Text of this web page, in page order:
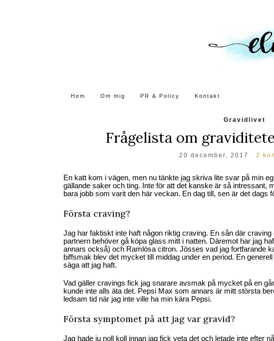
Hem Om mig PR & Policy Kontakt
Gravidlivet
Frågelista om
20 december, 2017 2
En katt kom i vägen, men nu tänkte jag skriva lite svar på min
gällande saker och ting. Inte för att det kanske är så intressant,
bara jobb som varit den här veckan. En dag till, sen är det dags
Första craving?
Jag har faktiskt inte haft någon riktig craving. En sån där
partnern behöver gå köpa glass mitt i natten. Däremot har jag
annars också) och Ramlösa citron. Jösses vad jag fortfarande
biffsmak blev det mycket till middag under en period. En
säga att jag haft.
Vad gäller cravings fick jag snarare avsmak på mycket på en
kunde inte alls äta det. Pepsi Max som annars är mitt största
ledsam tid när jag inte ville ha min kära Pepsi.
Första symptomet på att jag var gravid?
Jag hade ju noll koll innan jag fick veta det och letade inte efter